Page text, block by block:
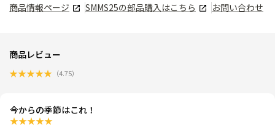
商品情報ページ SMMS25の部品購入はこちら お問い合わせ
商品レビュー
★★★★★ （4.75）
今からの季節はこれ！
★★★★★